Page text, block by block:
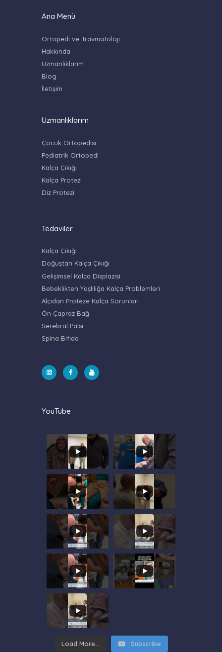
Ana Menü
Ortopedi ve Travmatoloji
Hakkında
Uzmanlıklarım
Blog
İletişim
Uzmanlıklarım
Çocuk Ortopedisi
Pediatrik Ortopedi
Kalça Çıkığı
Kalça Protezi
Diz Protezi
Tedaviler
Kalça Çıkığı
Doğuştan Kalça Çıkığı
Gelişimsel Kalça Displazisi
Bebeklikten Yaşlılığa Kalça Problemleri
Alçıdan Proteze Kalça Sorunları
Ön Çapraz Bağ
Serebral Palsi
Spina Bifida
YouTube
Load More... Subscribe